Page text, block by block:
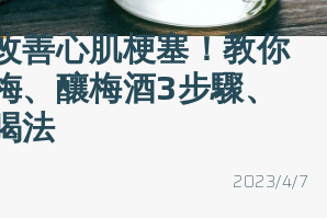
善心肌梗塞！教你
、釀梅酒3步驟、
法
2023/4/7